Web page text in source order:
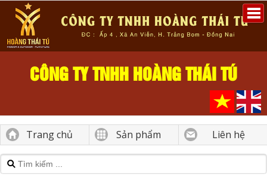
CÔNG TY TNHH HOÀNG THÁI TÚ
Trang chủ Sản phẩm Liên hệ